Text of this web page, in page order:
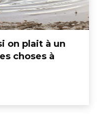
on plait à un
choses à